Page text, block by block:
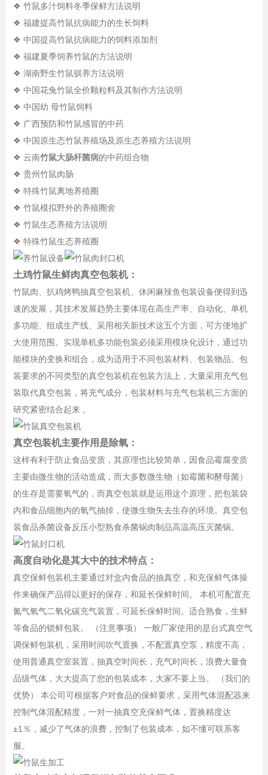
❖ 竹鼠多汁饲料冬季保鲜方法说明
❖ 福建提高竹鼠抗病能力的生长饲料
❖ 中国提高竹鼠抗病能力的饲料添加剂
❖ 福建夏季饲养竹鼠的方法说明
❖ 湖南野生竹鼠驯养方法说明
❖ 中国花兔竹鼠全价颗粒料及其制作方法说明
❖ 中国幼 母竹鼠饲料
❖ 广西预防和竹鼠感冒的中药
❖ 中国原生态竹鼠养殖场及原生态养殖方法说明
❖ 云南竹鼠大肠杆菌病的中药组合物
❖ 贵州竹鼠肉肠
❖ 特殊竹鼠离地养殖圈
❖ 竹鼠模拟野外的养殖圈舍
❖ 竹鼠生态养殖方法说明
❖ 特殊竹鼠生态养殖圈
土鸡竹鼠生鲜肉真空包装机：
竹鼠肉、扒鸡烤鸭抽真空包装机、休闲麻辣鱼包装设备便得到迅
速的发展，其技术发展趋势主要体现在高生产率、自动化、单机
多功能、组成生产线、采用相关新技术这五个方面，可方便地扩
大使用范围。实现单机多功能包装必须采用模块化设计，通过功
能模块的变换和组合，成为适用于不同包装材料、包装物品、包
装要求的不同类型的真空包装机在包装方法上，大量采用充气包
装取代真空包装，将充气成分，包装材料与充气包装机三方面的
研究紧密结合起来 。
真空包装机主要作用是除氧：
这样有利于防止食品变质，其原理也比较简单，因食品霉腐变质
主要由微生物的活动造成，而大多数微生物（如霉菌和酵母菌）
的生存是需要氧气的，而真空包装就是运用这个原理，把包装袋
内和食品细胞内的氧气抽掉，使微生物失去生存的环境。真空包
装食品杀菌设备反压小型熟食杀菌锅肉制品高温高压灭菌锅。
高度自动化是其大中的技术特点：
真空保鲜包装机主要通过对盒内食品的抽真空，和充保鲜气体操
作来确保产品得以更好的保存，和延长保鲜时间。 本机可配置充
氮气氧气二氧化碳充气装置，可延长保鲜时间。适合熟食，生鲜
等食品的锁鲜包装。 （注意事项） 一般厂家使用的是台式真空气
调保鲜包装机，采用时间吹气置换，不配置真空泵，精度不高，
使用普通真空室装置，抽真空时间长，充气时间长，浪费大量食
品级气体，大大提高了您的包装成本，大家不要上当。 （我们的
优势） 本公司可根据客户对食品的保鲜要求，采用气体混配器来
控制气体混配精度，一对一抽真空充保鲜气体，置换精度达
±1％，减少了气体的浪费，控制了包装成本，如不懂可联系客
服。